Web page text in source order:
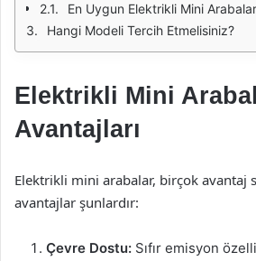
En Uygun Elektrikli Mini Arabalar
Hangi Modeli Tercih Etmelisiniz?
Elektrikli Mini
Avantajları
Elektrikli mini arabalar, birçok avantaj
avantajlar şunlardır:
Çevre Dostu: Sıfır emisyon